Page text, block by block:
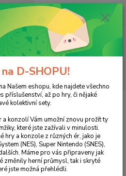
Menu
ks
0 Kč
2
Sonic Mega Collection Plus
Plus
D-SHOPU!
Našem eshopu, kde najdete všechno
příslušenství, až po hry, či nějaké
kolektivní sety.
a konzolí Vám umožní znovu prožít ty
které jste zažívali v minulosti.
hry a konzole z různých ér, jako je
(NES), Super Nintendo (SNES),
Máme pro vás připraveny jak
změnily herní průmysl, tak i skryté
jste možná přehlédli.